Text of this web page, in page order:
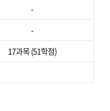
-
-
17과목 (51학점)